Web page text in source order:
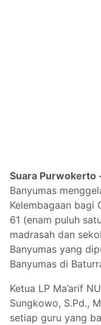
Suara Purwokerto
Banyumas
Kelembagaan bagi
61 (enam puluh
madrasah dan
Banyumas yang
Banyumas di
Ketua LP Ma’arif
Sungkowo, S.Pd.,
setiap guru yang